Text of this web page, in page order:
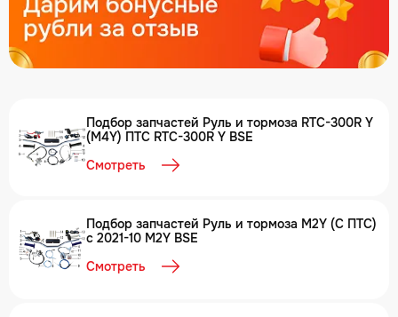
Подбор запчастей Руль и тормоза RTC-300R Y
(M4Y) ПТС RTC-300R Y BSE
Смотреть
Подбор запчастей Руль и тормоза M2Y (С ПТС)
с 2021-10 M2Y BSE
Смотреть